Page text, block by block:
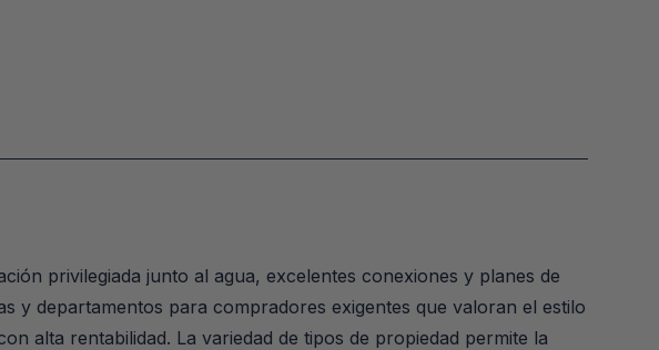
privilegiada junto al agua, excelentes conexiones y planes de
y departamentos para compradores exigentes que valoran el estilo
alta rentabilidad. La variedad de tipos de propiedad permite la